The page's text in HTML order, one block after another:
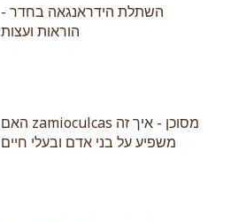
השתלת הידראנגאה בחדר -
הוראות ועצות
האם zamioculcas מסוכן - איך זה
משפיע על בני אדם ובעלי חיים